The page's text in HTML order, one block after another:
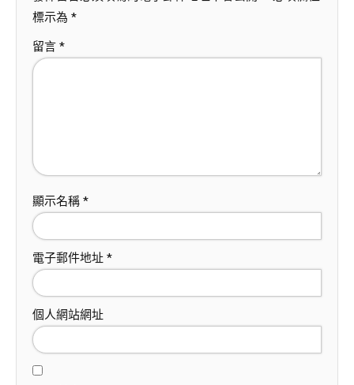
標示為 *
留言 *
顯示名稱 *
電子郵件地址 *
個人網站網址